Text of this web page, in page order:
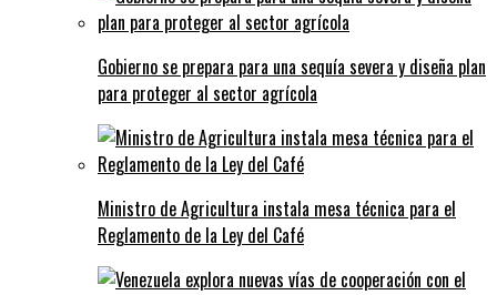
Gobierno se prepara para una sequía severa y diseña plan
para proteger al sector agrícola
Ministro de Agricultura instala mesa técnica para el
Reglamento de la Ley del Café